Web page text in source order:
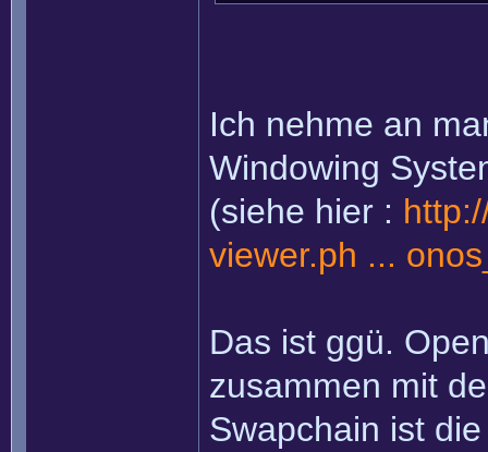
Ich nehme an
Windowing
(siehe hier :
viewer.ph ...
Das ist ggü.
zusammen mit
Swapchain ist